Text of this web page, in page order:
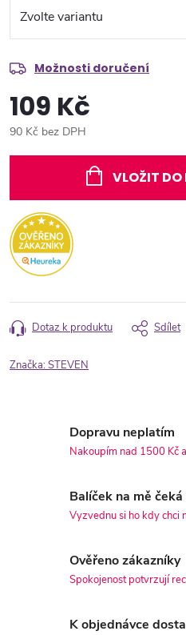
Možnosti doručení
109 Kč
90 Kč bez DPH
VLOŽIT DO
Dotaz k produktu Sdílet
Značka:STEVEN
Dopravu neplatím
Nakoupím nad 1500 Kč
Balíček na mě
Vyzvednu si ho kdy chci
Ověřeno zákazníky
Spokojenost potvrzují
K objednávce